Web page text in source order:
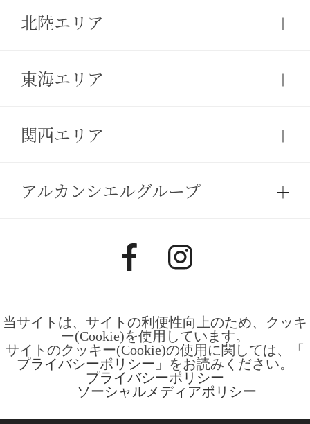
北陸エリア
東海エリア
関西エリア
アルカンシエルグループ
当サイトは、サイトの利便性向上のため、クッキ
ー(Cookie)を使用しています。
サイトのクッキー(Cookie)の使用に関しては、「
プライバシーポリシー 」をお読みください。
プライバシーポリシー
ソーシャルメディアポリシー